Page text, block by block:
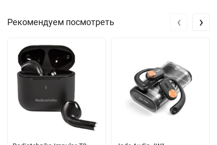
Рекомендуем посмотреть ‹ ›